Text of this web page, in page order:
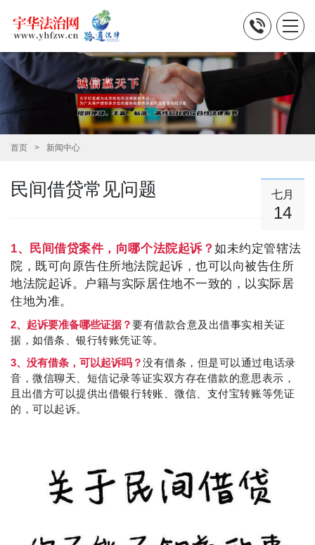
首页 新闻中心
民间借贷常见问题 七月
14
1、民间借贷案件，向哪个法院起诉？如未约定管辖法
院，既可向原告住所地法院起诉，也可以向被告住所
地法院起诉。户籍与实际居住地不一致的，以实际居
住地为准。
2、起诉要准备哪些证据？要有借款合意及出借事实相关证
据，如借条、银行转账凭证等。
3、没有借条，可以起诉吗？没有借条，但是可以通过电话录
音，微信聊天、短信记录等证实双方存在借款的意思表示，
且出借方可以提供出借银行转账、微信、支付宝转账等凭证
的，可以起诉。